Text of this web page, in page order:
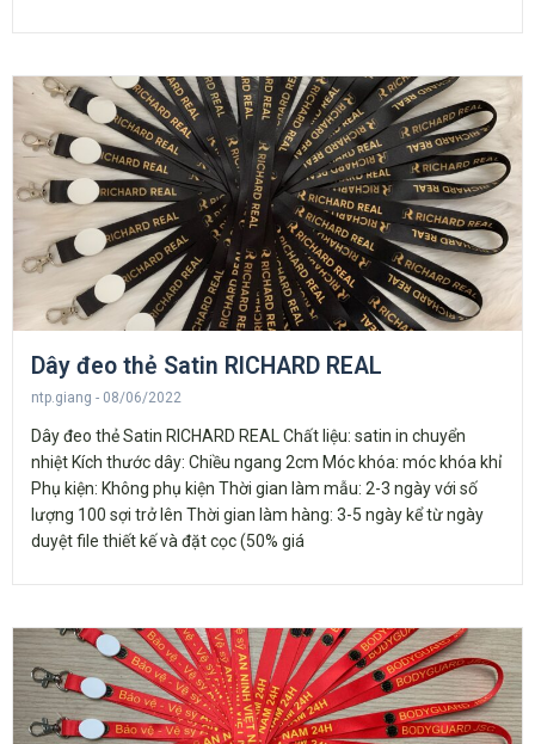
Dây đeo thẻ Satin RICHARD REAL
ntp.giang 08/06/2022
Dây đeo thẻ Satin RICHARD REAL Chất liệu: satin in chuyển
nhiệt Kích thước dây: Chiều ngang 2cm Móc khóa: móc khóa khỉ
Phụ kiện: Không phụ kiện Thời gian làm mẫu: 2-3 ngày với số
lượng 100 sợi trở lên Thời gian làm hàng: 3-5 ngày kể từ ngày
duyệt file thiết kế và đặt cọc (50% giá